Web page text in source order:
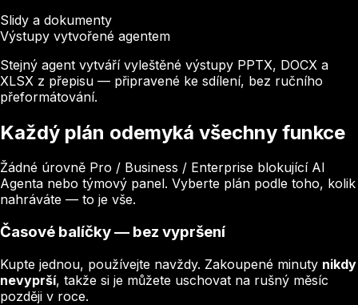
Slidy a dokumenty
Výstupy vytvořené agentem
Stejný agent vytváří vyleštěné výstupy PPTX, DOCX a
XLSX z přepisu — připravené ke sdílení, bez ručního
přeformátování.
Každý plán odemyká všechny funkce
Žádné úrovně Pro / Business / Enterprise blokující AI
Agenta nebo týmový panel. Vyberte plán podle toho, kolik
nahráváte — to je vše.
Časové balíčky — bez vypršení
Kupte jednou, používejte navždy. Zakoupené minuty nikdy
nevyprší, takže si je můžete uschovat na rušný měsíc
později v roce.